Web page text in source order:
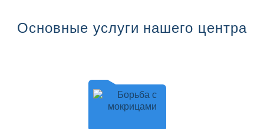
Основные услуги нашего центра